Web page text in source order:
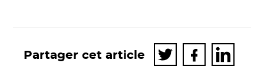
Partager cet article
Ouverture
du
Partager
sur
Ouverture
du
Partager
sur
Ouverture
du
Partager
sur